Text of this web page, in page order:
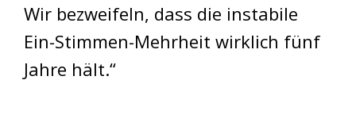
Wir bezweifeln, dass die instabile
Ein-Stimmen-Mehrheit wirklich fünf
Jahre hält.“